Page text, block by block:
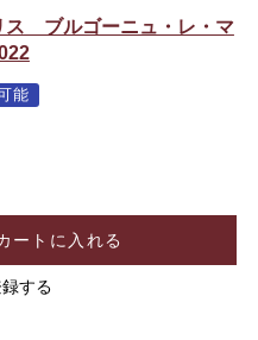
ス ブルゴーニュ・レ・マ
能
ートに入れる
する